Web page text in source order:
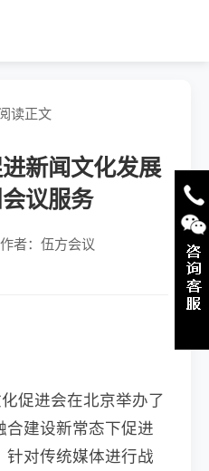
读正文
新闻文化发展
议服务
作者：伍方会议
促进会在北京举办了
合建设新常态下促进
对传统媒体进行战